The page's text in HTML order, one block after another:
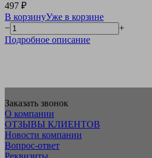
497 ₽
В корзинуУже в корзине
−
+
Подробное описание
Заказать звонок
О компании
ОТЗЫВЫ КЛИЕНТОВ
Новости компании
Вопрос-ответ
Реквизиты